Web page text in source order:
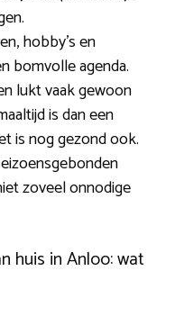
hobby’s en
bomvolle agenda.
lukt vaak gewoon
is dan een
is nog gezond ook.
zoveel onnodige
huis in Anloo: wat